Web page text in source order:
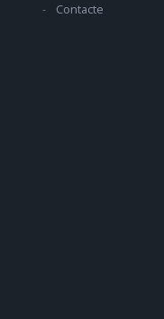
Contacte